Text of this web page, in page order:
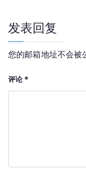
航
发表回复
您的邮箱地址不会被
评论*